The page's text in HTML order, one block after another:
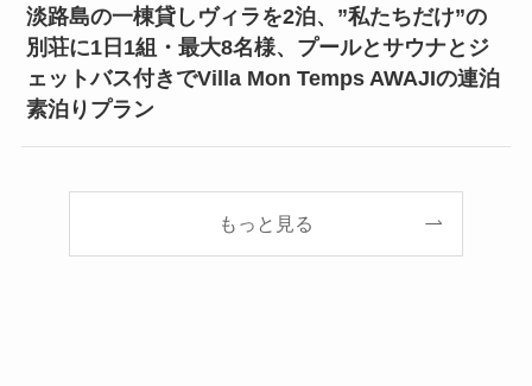
淡路島の一棟貸しヴィラを2泊、”私たちだけ”の
別荘に1日1組・最大8名様、プールとサウナとジ
ェットバス付きでVilla Mon Temps AWAJIの連泊
素泊りプラン
もっと見る